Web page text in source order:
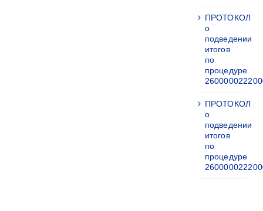
ПРОТОКОЛ
о
подведении
итогов
по
процедуре
ПРОТОКОЛ
о
подведении
итогов
по
процедуре